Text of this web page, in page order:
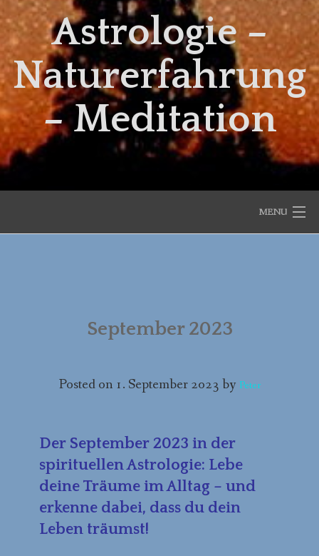
Astrologie –
Naturerfahrung
– Meditation
MENU
DER ASTRO-MONAT
VIDEOS UND PODCASTS
ÜBER PETER BECK
KONTAKT
September 2023
Posted on 1. September 2023by Peter
Der September 2023 in der
spirituellen Astrologie: Lebe
deine Träume im Alltag – und
erkenne dabei, dass du dein
Leben träumst!